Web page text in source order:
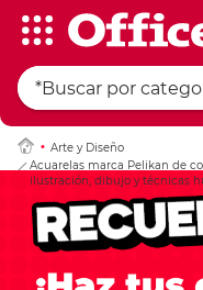
Arte y Diseño
Acuarelas marca Pelikan de
ilustración, dibujo y técnicas